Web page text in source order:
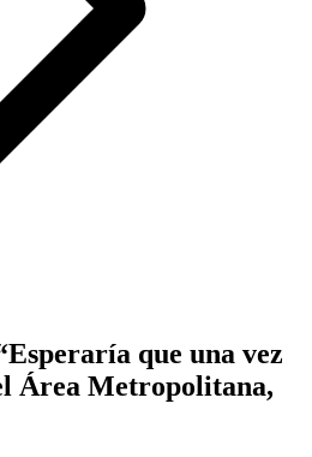
que una vez
Área Metropolitana,